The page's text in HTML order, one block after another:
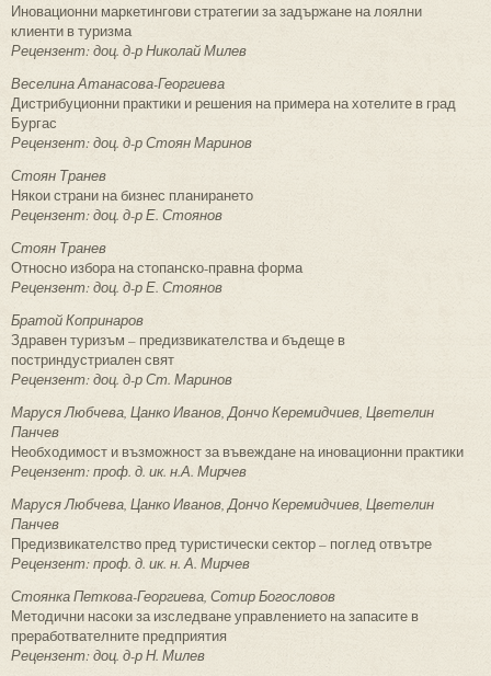
Иновационни маркетингови стратегии за задържане на лоялни
клиенти в туризма
Рецензент: доц. д-р Николай Милев
Веселина Атанасова-Георгиева
Дистрибуционни практики и решения на примера на хотелите в град
Бургас
Рецензент: доц. д-р Стоян Маринов
Стоян Транев
Някои страни на бизнес планирането
Рецензент: доц. д-р Е. Стоянов
Стоян Транев
Относно избора на стопанско-правна форма
Рецензент: доц. д-р Е. Стоянов
Братой Копринаров
Здравен туризъм – предизвикателства и бъдеще в
постриндустриален свят
Рецензент: доц. д-р Ст. Маринов
Маруся Любчева, Цанко Иванов, Дончо Керемидчиев, Цветелин
Панчев
Необходимост и възможност за въвеждане на иновационни практики
Рецензент: проф. д. ик. н.А. Мирчев
Маруся Любчева, Цанко Иванов, Дончо Керемидчиев, Цветелин
Панчев
Предизвикателство пред туристически сектор – поглед отвътре
Рецензент: проф. д. ик. н. А. Мирчев
Стоянка Петкова-Георгиева, Сотир Богословов
Методични насоки за изследване управлението на запасите в
преработвателните предприятия
Рецензент: доц. д-р Н. Милев